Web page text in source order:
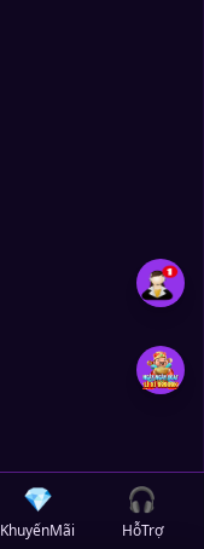
💎
KhuyếnMãi
🎧
HỗTrợ